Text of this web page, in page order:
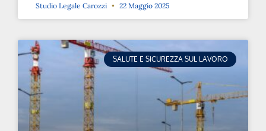
Studio Legale Carozzi 22 Maggio 2025
SALUTE E SICUREZZA SUL LAVORO